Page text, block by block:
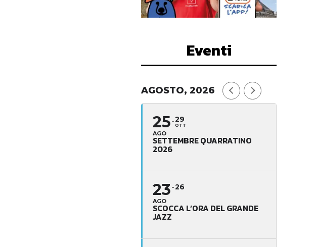
Eventi
AGOSTO, 2026
25
AGO
29
OTT
SETTEMBRE QUARRATINO
2026
23
AGO
26
SCOCCA L’ORA DEL GRANDE
JAZZ